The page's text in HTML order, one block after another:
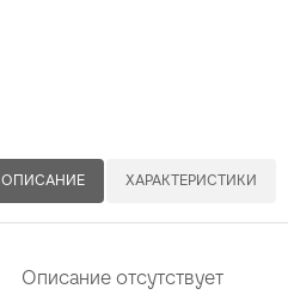
ОПИСАНИЕ ХАРАКТЕРИСТИКИ
Описание отсутствует